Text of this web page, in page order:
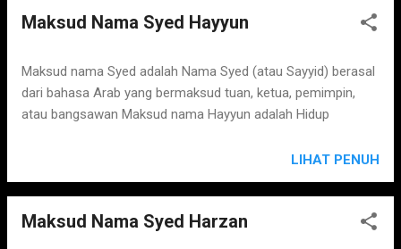
Maksud Nama Syed Hayyun
Maksud nama Syed adalah Nama Syed (atau Sayyid) berasal
dari bahasa Arab yang bermaksud tuan, ketua, pemimpin,
atau bangsawan Maksud nama Hayyun adalah Hidup
LIHAT PENUH
Maksud Nama Syed Harzan